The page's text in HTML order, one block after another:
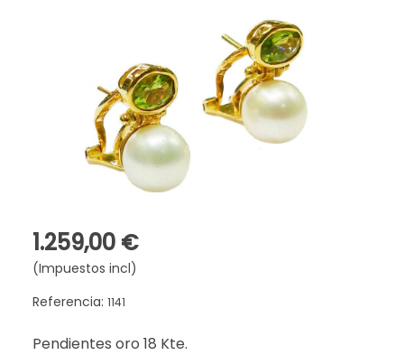
1.259,00 €
(Impuestos incl)
Referencia: 1141
Pendientes oro 18 Kte.